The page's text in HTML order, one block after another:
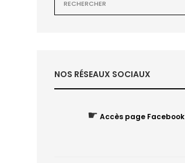
NOS RÉSEAUX SOCIAUX
☛ Accès page Facebook